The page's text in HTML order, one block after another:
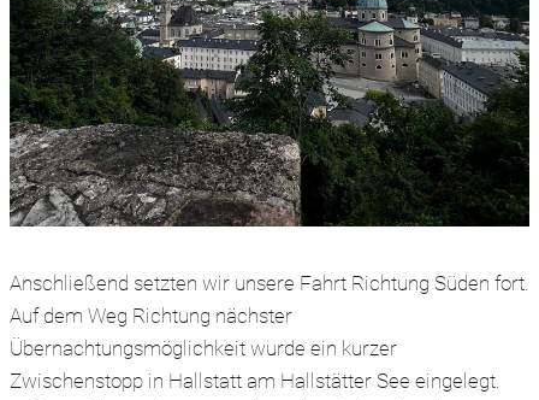
Anschließend setzten wir unsere Fahrt Richtung Süden fort.
Auf dem Weg Richtung nächster
Übernachtungsmöglichkeit wurde ein kurzer
Zwischenstopp in Hallstatt am Hallstätter See eingelegt.